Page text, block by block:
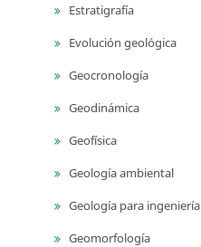
Estratigrafía
Evolución geológica
Geocronología
Geodinámica
Geofísica
Geología ambiental
Geología para ingeniería
Geomorfología